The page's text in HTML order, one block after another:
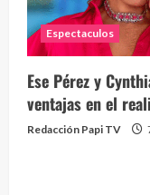
Espectaculos
Ese Pérez y
ventajas en el
Redacción Papi TV